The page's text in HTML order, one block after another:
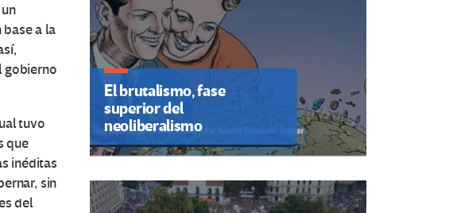
a la
gobierno
tuvo
que
inéditas
sin
del
El brutalismo, fase
superior del
neoliberalismo